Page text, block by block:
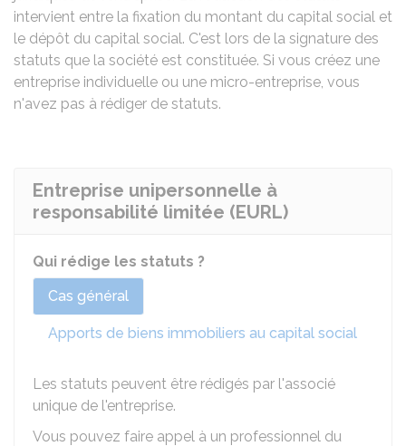
intervient entre la fixation du montant du capital social et
le dépôt du capital social. C'est lors de la signature des
statuts que la société est constituée. Si vous créez une
entreprise individuelle ou une micro-entreprise, vous
n'avez pas à rédiger de statuts.
Entreprise unipersonnelle à
responsabilité limitée (EURL)
Qui rédige les statuts ?
Cas général
Apports de biens immobiliers au capital social
Les statuts peuvent être rédigés par l'associé
unique de l'entreprise.
Vous pouvez faire appel à un professionnel du